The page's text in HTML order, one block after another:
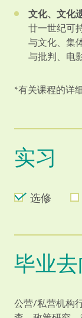
文化、文化
廿一世纪可
与文化、集
与批判、电
*有关课程的详
实习
选修
毕业
公营/私营机构